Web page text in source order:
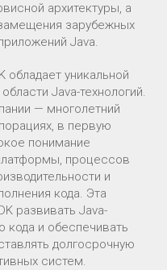
архитектуры, а
зарубежных
Java.
уникальной
Java-технологий.
— многолетний
в первую
понимание
процессов
и
кода. Эта
развивать Java-
кода и обеспечивать
долгосрочную
систем.